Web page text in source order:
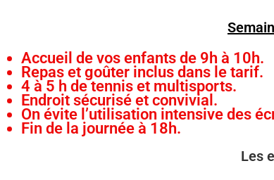
Accueil de vos enfants de 9h à 10h.
Repas et goûter inclus dans le tarif.
4 à 5 h de tennis et multisports.
Endroit sécurisé et convivial.
On évite l’utilisation intensive des
Fin de la journée à 18h.
Les